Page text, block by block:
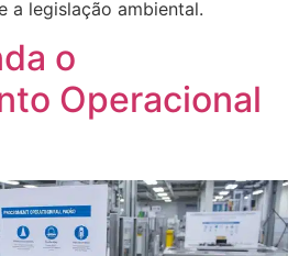
a legislação ambiental.
o
Operacional